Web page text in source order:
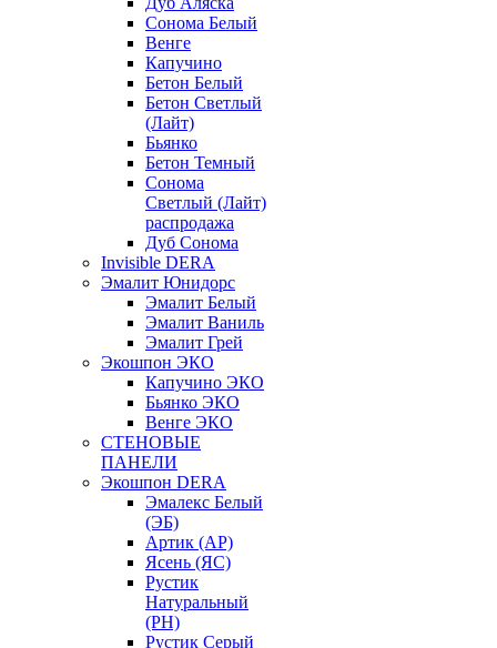
Сонома Белый
Венге
Капучино
Бетон Белый
Бетон Светлый
(Лайт)
Бьянко
Бетон Темный
Сонома
Светлый (Лайт)
распродажа
Дуб Сонома
Invisible DERA
Эмалит Юнидорс
Эмалит Белый
Эмалит Ваниль
Эмалит Грей
Экошпон ЭКО
Капучино ЭКО
Бьянко ЭКО
Венге ЭКО
СТЕНОВЫЕ
ПАНЕЛИ
Экошпон DERA
Эмалекс Белый
(ЭБ)
Артик (АР)
Ясень (ЯС)
Рустик
Натуральный
(РН)
Рустик Серый